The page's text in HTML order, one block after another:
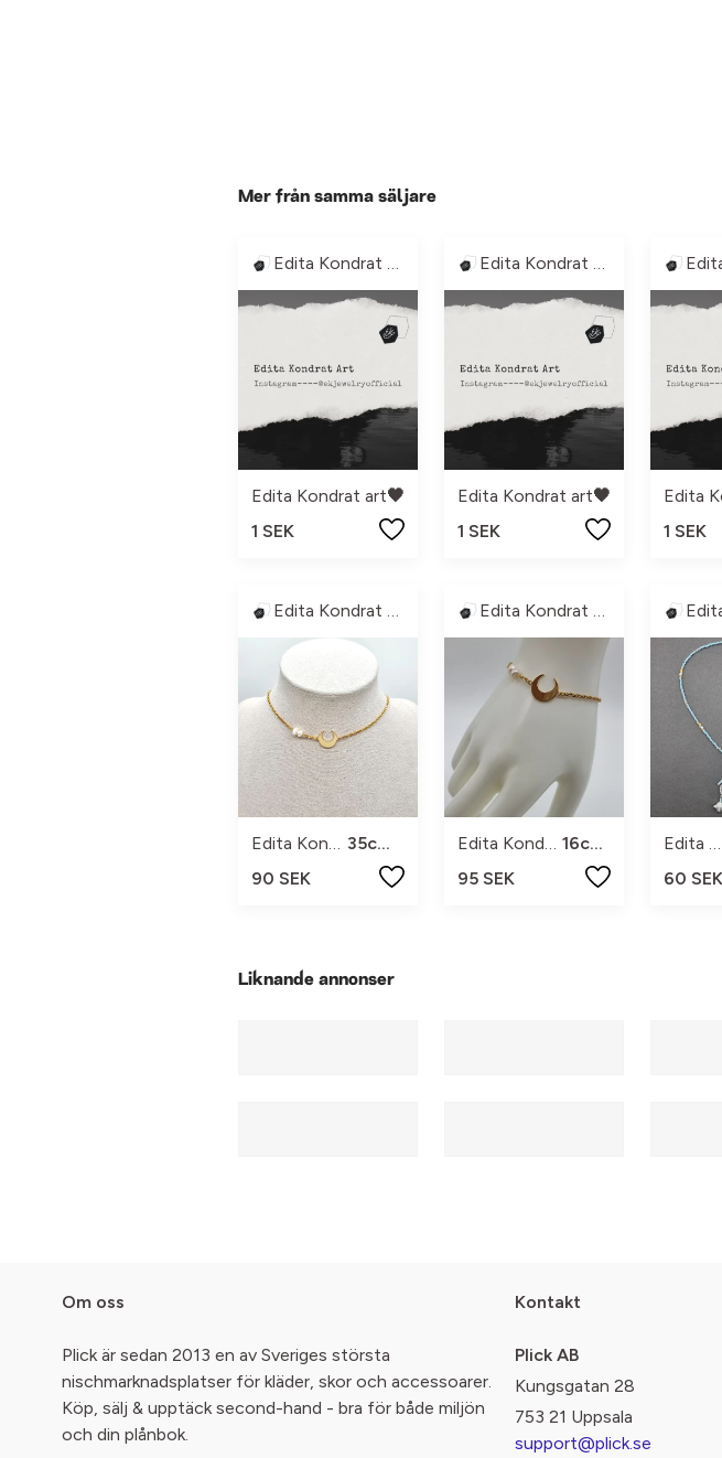
Mer från samma säljare
Edita Kondrat Art
Edita Kondrat art🖤
1 SEK
Edita Kondrat Art
Edita Kondrat art🖤
1 SEK
Edita
1 SEK
Edita Kondrat Art
Edita Kondrat art
35cm+2,5
90 SEK
Edita Kondrat Art
Edita Kondrat art
16cm+2
95 SEK
Edita Kondrat art
60 SEK
Liknande annonser
Om oss
Plick är sedan 2013 en av Sveriges största
nischmarknadsplatser för kläder, skor och accessoarer.
Köp, sälj & upptäck second-hand - bra för både miljön
och din plånbok.
Kontakt
Plick AB
Kungsgatan 28
753 21 Uppsala
support@plick.se